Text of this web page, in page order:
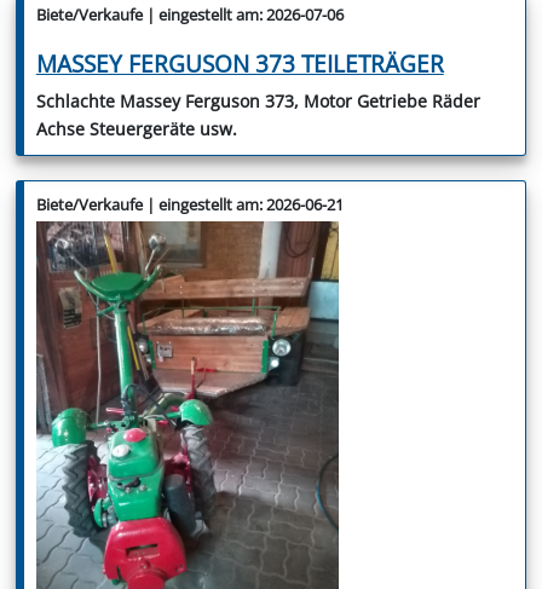
Biete/Verkaufe | eingestellt am: 2026-07-06
MASSEY FERGUSON 373 TEILETRÄGER
Schlachte Massey Ferguson 373, Motor Getriebe Räder
Achse Steuergeräte usw.
Biete/Verkaufe | eingestellt am: 2026-06-21